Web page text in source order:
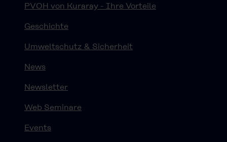
PVOH von Kuraray - Ihre Vorteile
Geschichte
Umweltschutz & Sicherheit
News
Newsletter
Web Seminare
Events